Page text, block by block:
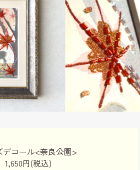
デコール<奈良公園>
1,650円(税込)